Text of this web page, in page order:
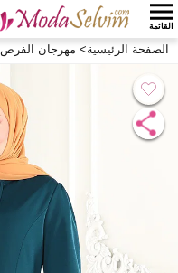
القائمة
الصفحة الرئيسية> مهرجان الفرص